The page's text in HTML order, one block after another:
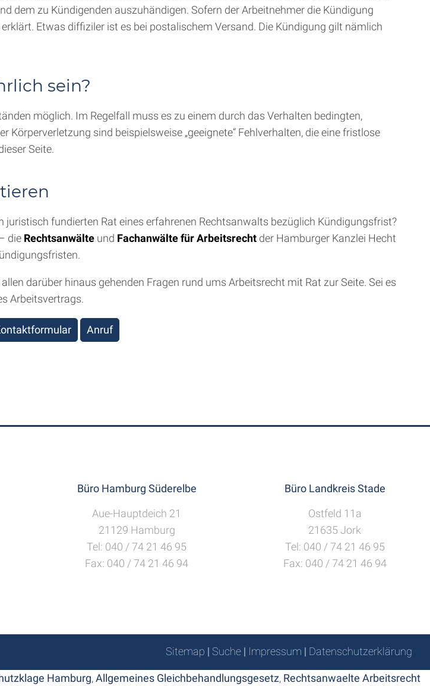
dem zu Kündigenden auszuhändigen. Sofern der Arbeitnehmer die Kündigung
Etwas diffiziler ist es bei postalischem Versand. Die Kündigung gilt nämlich
sein?
möglich. Im Regelfall muss es zu einem durch das Verhalten bedingten,
sind beispielsweise „geeignete“ Fehlverhalten, die eine fristlose
Seite.
fundierten Rat eines erfahrenen Rechtsanwalts bezüglich Kündigungsfrist?
die Rechtsanwälte und Fachanwälte für Arbeitsrecht der Hamburger Kanzlei Hecht
darüber hinaus gehenden Fragen rund ums Arbeitsrecht mit Rat zur Seite. Sei es
Arbeitsvertrags.
Anruf
Büro Hamburg Süderelbe
Aue-Hauptdeich 21
21129 Hamburg
Tel: 040 / 74 21 46 95
Fax: 040 / 74 21 46 94
Büro Landkreis Stade
Ostfeld 11a
21635 Jork
Tel: 040 / 74 21 46 95
Fax: 040 / 74 21 46 94
Sitemap | Suche | Impressum | Datenschutzerklärung
Hamburg,Allgemeines Gleichbehandlungsgesetz, Rechtsanwaelte Arbeitsrecht